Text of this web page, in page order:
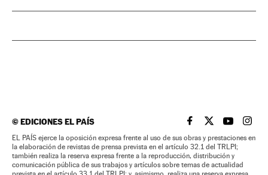
©EDICIONES EL PAÍS EL PAÍS BRASIL EN
EL PAÍSEL PAÍS
EL
EL PAÍS ejerce la oposición expresa frente al uso de sus obras y prestaciones en
la elaboración de revistas de prensa prevista en el artículo 32.1 del TRLPI;
también realiza la reserva expresa frente a la reproducción, distribución y
comunicación pública de sus trabajos y artículos sobre temas de actualidad